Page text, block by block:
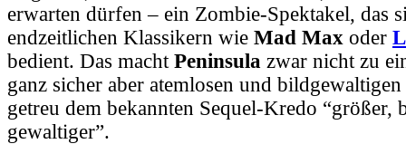
erwarten dürfen – ein Zombie-Spektakel, das
endzeitlichen Klassikern wie Mad Max oder
bedient. Das macht Peninsula zwar nicht zu
ganz sicher aber atemlosen und
getreu dem bekannten Sequel-Kredo “größer,
gewaltiger”.